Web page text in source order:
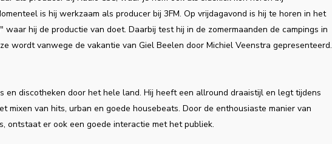
is hij werkzaam als producer bij 3FM. Op vrijdagavond is hij te horen in het
waar hij de productie van doet. Daarbij test hij in de zomermaanden de campings in
wordt vanwege de vakantie van Giel Beelen door Michiel Veenstra gepresenteerd.
en discotheken door het hele land. Hij heeft een allround draaistijl en legt tijdens
mixen van hits, urban en goede housebeats. Door de enthousiaste manier van
ontstaat er ook een goede interactie met het publiek.